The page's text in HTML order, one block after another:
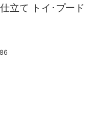
立て トイ･プード